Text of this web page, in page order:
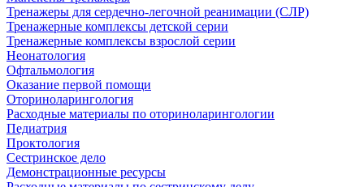
Тренажеры для сердечно-легочной реанимации (СЛР)
Тренажерные комплексы детской серии
Тренажерные комплексы взрослой серии
Неонатология
Офтальмология
Оказание первой помощи
Оториноларингология
Расходные материалы по оториноларингологии
Педиатрия
Проктология
Сестринское дело
Демонстрационные ресурсы